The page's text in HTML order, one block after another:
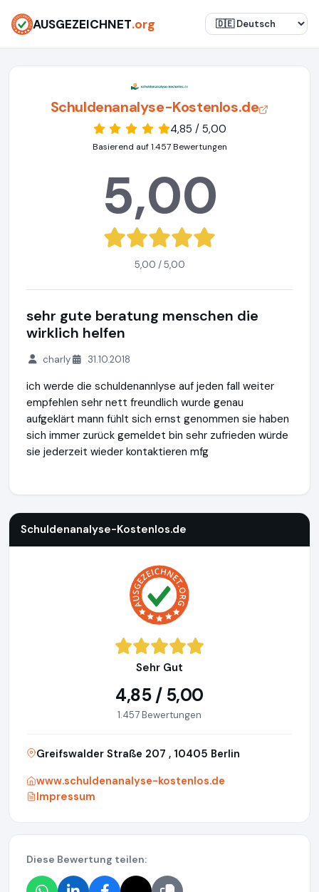
AUSGEZEICHNET.org
Schuldenanalyse-Kostenlos.de
4,85 / 5,00
Basierend auf 1.457 Bewertungen
5,00
5,00 / 5,00
sehr gute beratung menschen die
wirklich helfen
charly 31.10.2018
ich werde die schuldenannlyse auf jeden fall weiter
empfehlen sehr nett freundlich wurde genau
aufgeklärt mann fühlt sich ernst genommen sie haben
sich immer zurück gemeldet bin sehr zufrieden würde
sie jederzeit wieder kontaktieren mfg
Schuldenanalyse-Kostenlos.de
Sehr Gut
4,85 / 5,00
1.457 Bewertungen
Greifswalder Straße 207 , 10405 Berlin
www.schuldenanalyse-kostenlos.de
Impressum
Diese Bewertung teilen: